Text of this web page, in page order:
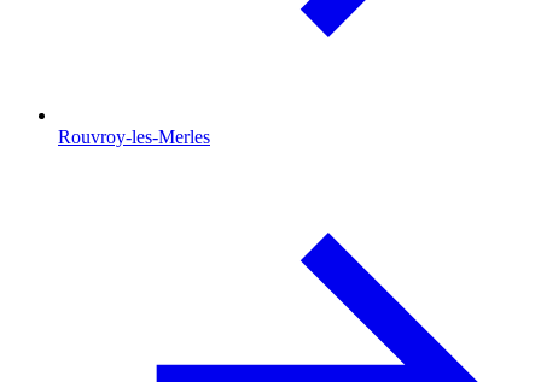
Rouvroy-les-Merles